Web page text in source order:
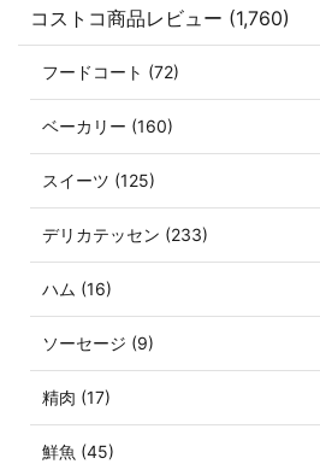
コストコ商品レビュー (1,760)
フードコート (72)
ベーカリー (160)
スイーツ (125)
デリカテッセン (233)
ハム (16)
ソーセージ (9)
精肉 (17)
鮮魚 (45)